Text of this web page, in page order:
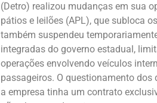
(Detro) realizou mudanças em sua
pátios e leilões (APL), que subloca
também suspendeu
integradas do governo estadual,
operações envolvendo veículos
passageiros. O questionamento
a empresa tinha um contrato